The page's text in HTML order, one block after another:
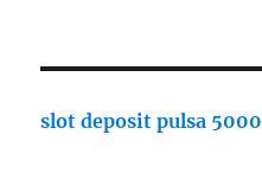
slot deposit pulsa 5000